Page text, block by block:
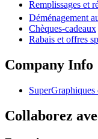
Remplissages et
Déménagement
Chèques-cadeaux
Rabais et offres
Company Info
SuperGraphiques
Collaborez